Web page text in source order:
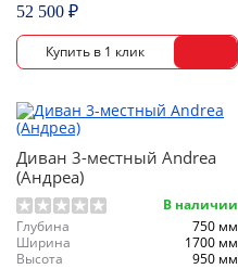
52 500 ₽
Диван 3-местный Andrea
(Андреа)
В наличии
Глубина
750 мм
Ширина
1700 мм
Высота
950 мм